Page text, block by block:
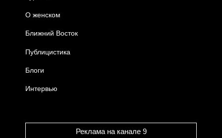
О женском
Ближний Восток
Публицистика
Блоги
Интервью
Реклама на канале 9